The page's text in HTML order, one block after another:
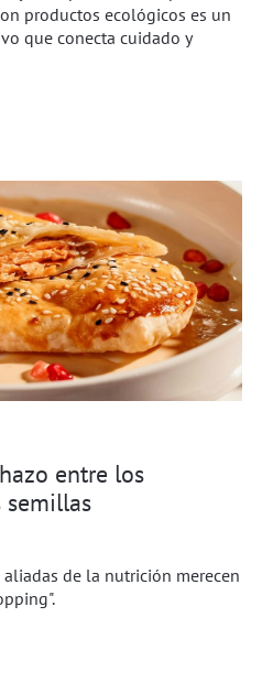
productos ecológicos es un
que conecta cuidado y
entre los
semillas
de la nutrición merecen